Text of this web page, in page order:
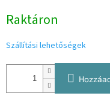
Raktáron
Szállítási lehetőségek